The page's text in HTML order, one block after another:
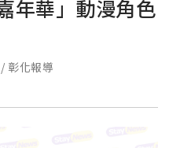
年華」動漫角色
彰化報導